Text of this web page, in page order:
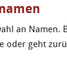
an Namen.
oder geht